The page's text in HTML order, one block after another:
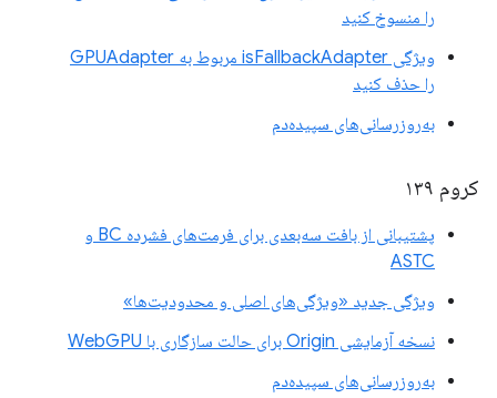
را منسوخ کنید
ویژگی isFallbackAdapter مربوط به GPUAdapter
را حذف کنید
به‌روزرسانی‌های سپیده‌دم
کروم ۱۳۹
پشتیبانی از بافت سه‌بعدی برای فرمت‌های فشرده BC و
ASTC
ویژگی جدید «ویژگی‌های اصلی و محدودیت‌ها»
نسخه آزمایشی Origin برای حالت سازگاری با WebGPU
به‌روزرسانی‌های سپیده‌دم